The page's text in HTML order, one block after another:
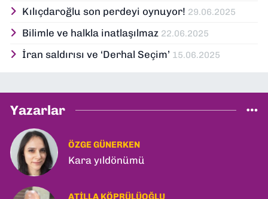
Kılıçdaroğlu son perdeyi oynuyor! 29.06.2025
Bilimle ve halkla inatlaşılmaz 22.06.2025
İran saldırısı ve ‘Derhal Seçim’ 15.06.2025
Yazarlar
ÖZGE GÜNERKEN
Kara yıldönümü
ATILLA KÖPRÜLÜOĞLU